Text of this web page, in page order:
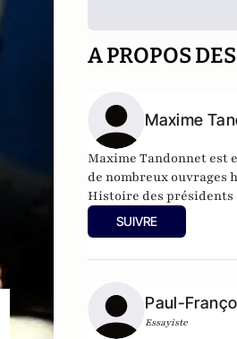
A PROPOS
Maxime
Maxime Tandonnet est
de nombreux ouvrages
Histoire des présidents
Perrin 2013, et André
Perrin 2019.
SUIVRE
Paul-
Essayiste